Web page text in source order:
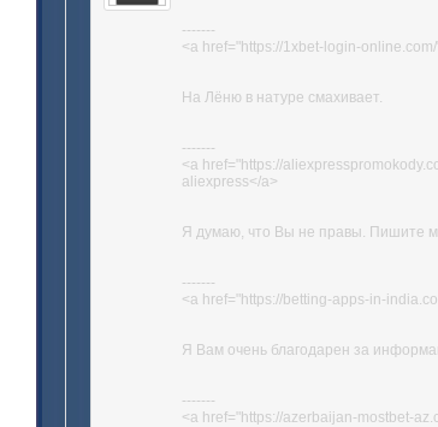
-------
<a href="https://1xbet-login-
На Лёню в натуре смахивает.
-------
<a href="https://
aliexpress</a>
Я думаю, что Вы не правы. Пишите
-------
<a href="https://betting-apps-in-
Я Вам очень благодарен за
-------
<a href="https://azerbaijan-mostbet-